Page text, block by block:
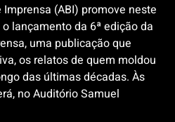
(ABI) promove neste
lançamento da 6ª edição da
uma publicação que
os relatos de quem moldou
das últimas décadas. Às
no Auditório Samuel